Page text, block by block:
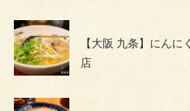
【大阪 九条】にん
店